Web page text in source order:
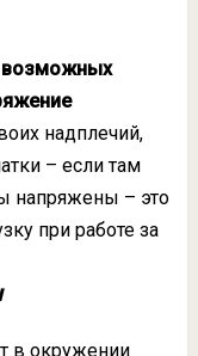
возможных
надплечий,
– если там
напряжены – это
при работе за
в окружении